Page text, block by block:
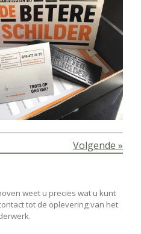
Volgende »
weet u precies wat u kunt
tot de oplevering van het